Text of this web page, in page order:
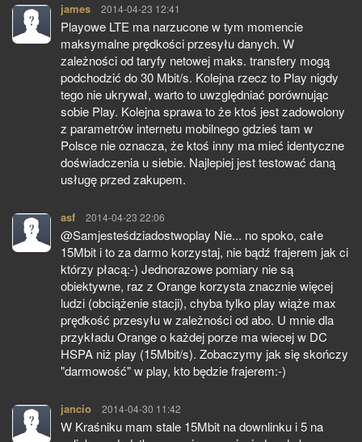
james pisze:
2014-04-23 12:41
Playowe LTE ma narzucone w tym momencie
maksymalne prędkości przesyłu danych. W
zależności od taryfy netowej maks. transfery mogą
podchodzić do 30 Mbit/s. Kolejna rzecz to Play nigdy
tego nie ukrywał, warto to uwzględniać porównując
sobie Play. Kolejna sprawa to że ktoś jest zadowolony
z parametrów internetu mobilnego gdzieś tam w
Polsce nie oznacza, że ktoś inny ma mieć identyczne
doświadczenia u siebie. Najlepiej jest testować daną
usługę przed zakupem.
asf pisze:
2014-04-23 22:06
@Samjesteśdziadostwoplay Nie... no spoko, całe
15Mbit i to za darmo korzystaj, nie bądź frajerem jak ci
którzy płacą:-) Jednorazowe pomiary nie są
obiektywne, raz z Orange korzysta znacznie więcej
ludzi (obciążenie stacji), chyba tylko play wiąże max
prędkość przesyłu w zależności od abo. U mnie dla
przykładu Orange o każdej porze ma wiecej w DC
HSPA niż play (15Mbit/s). Zobaczymy jak się skończy
"darmowość" w play, kto będzie frajerem:-)
jancio pisze:
2014-04-30 11:42
W Kraśniku mam stale 15Mbit na downlinku i 5 na